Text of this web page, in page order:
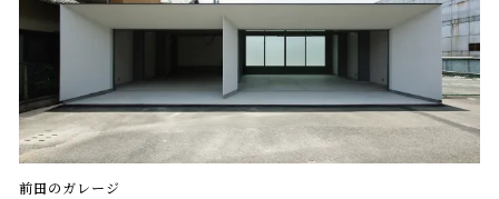
前田のガレージ